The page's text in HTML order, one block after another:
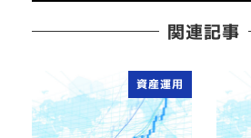
関連記事
資産運用